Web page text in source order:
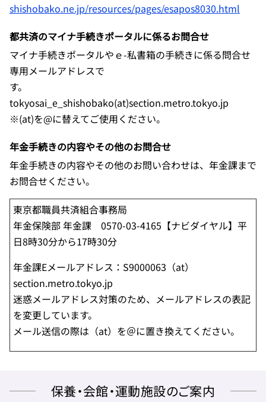
shishobako.ne.jp/resources/pages/esapos8030.html
都共済のマイナ手続きポータルに係るお問合せ
マイナ手続きポータルやｅ-私書箱の手続きに係る問合せ
専用メールアドレスで
す。
tokyosai_e_shishobako(at)section.metro.tokyo.jp
※(at)を@に替えてご使用ください。
年金手続きの内容やその他のお問合せ
年金手続きの内容やその他のお問い合わせは、年金課まで
お問合せください。
東京都職員共済組合事務局
年金保険部 年金課 0570-03-4165【ナビダイヤル】平
日8時30分から17時30分
年金課Eメールアドレス：S9000063（at）
section.metro.tokyo.jp
迷惑メールアドレス対策のため、メールアドレスの表記
を変更しています。
メール送信の際は（at）を＠に置き換えてください。
保養・会館・運動施設のご案内